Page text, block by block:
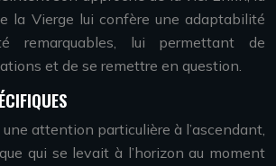
la Vierge lui confère une adaptabilité
remarquables, lui permettant de
et de se remettre en question.
attention particulière à l’ascendant,
qui se levait à l’horizon au moment